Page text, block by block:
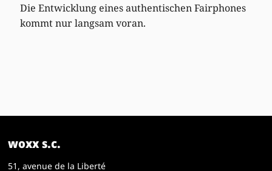
Die Entwicklung eines authentischen Fairphones
kommt nur langsam voran.
woxx s.c.
51, avenue de la Liberté